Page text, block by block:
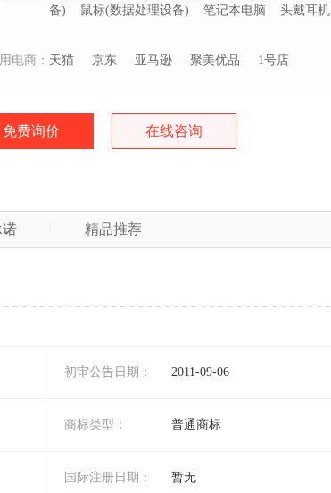
备)
鼠标(数据处理设备) 笔记本电脑 头戴耳机
电商： 天猫 京东 亚马逊 聚美优品 1号店
免费询价 在线咨询
诺 精品推荐
初审公告日期： 2011-09-06
商标类型： 普通商标
国际注册日期： 暂无